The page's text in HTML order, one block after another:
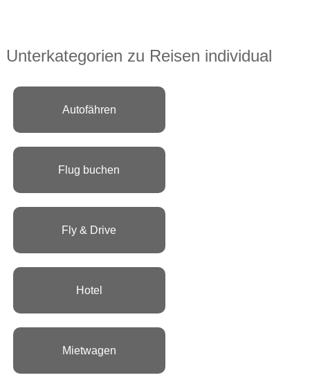
Unterkategorien zu Reisen individual
Autofähren
Flug buchen
Fly & Drive
Hotel
Mietwagen